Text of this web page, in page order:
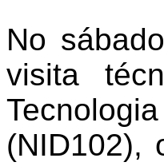
No
visita
(NID102),